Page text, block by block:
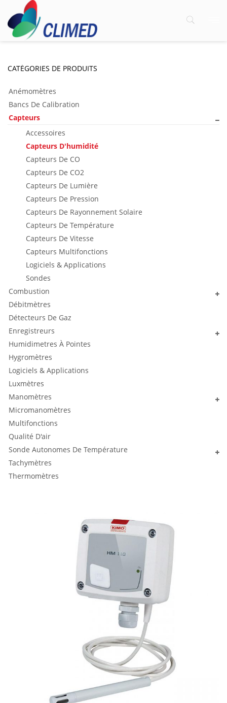
CATÉGORIES DE PRODUITS
Anémomètres
Bancs De Calibration
Capteurs
Accessoires
Capteurs D'humidité
Capteurs De CO
Capteurs De CO2
Capteurs De Lumière
Capteurs De Pression
Capteurs De Rayonnement Solaire
Capteurs De Température
Capteurs De Vitesse
Capteurs Multifonctions
Logiciels & Applications
Sondes
Combustion
Débitmètres
Détecteurs De Gaz
Enregistreurs
Humidimetres À Pointes
Hygromètres
Logiciels & Applications
Luxmètres
Manomètres
Micromanomètres
Multifonctions
Qualité D'air
Sonde Autonomes De Température
Tachymètres
Thermomètres